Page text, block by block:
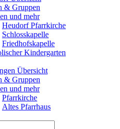
& Gruppen
und mehr
Heudorf Pfarrkirche
Schlosskapelle
Friedhofskapelle
Kindergarten
Übersicht
& Gruppen
und mehr
Pfarrkirche
Altes Pfarrhaus